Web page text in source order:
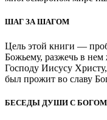
ШАГ ЗА ШАГОМ
Цель этой книги —
Божьему, разжечь в
Господу Иисусу
был прожит во славу
БЕСЕДЫ ДУШИ С БОГОМ